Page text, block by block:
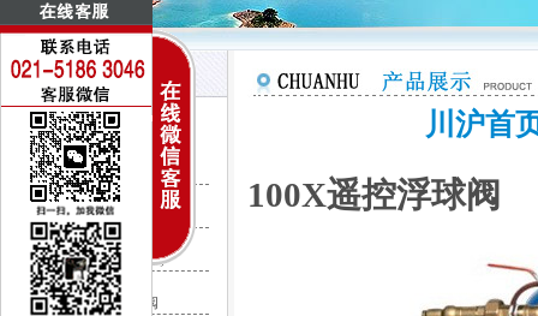
控制阀门系列
电动调节阀
气动调节阀
CV3000调节阀
自力式调节阀
川沪首
100X遥控浮球阀